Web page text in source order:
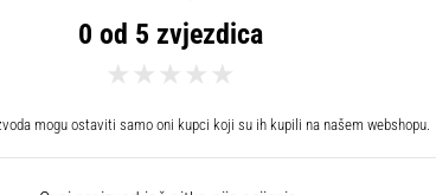
0 od 5 zvjezdica
mogu ostaviti samo oni kupci koji su ih kupili na našem webshopu.